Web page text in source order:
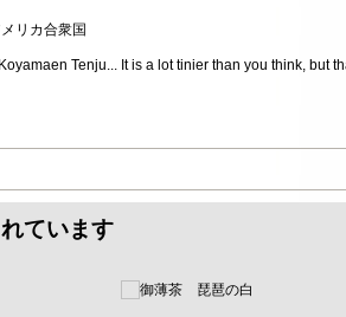
リカ合衆国
Tenju... It is a lot tinier than you think, but
ています